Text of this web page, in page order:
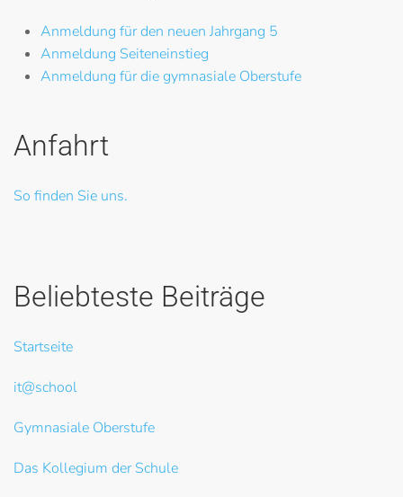
Anmeldung für den neuen Jahrgang 5
Anmeldung Seiteneinstieg
Anmeldung für die gymnasiale Oberstufe
Anfahrt
So finden Sie uns.
Beliebteste Beiträge
Startseite
it@school
Gymnasiale Oberstufe
Das Kollegium der Schule